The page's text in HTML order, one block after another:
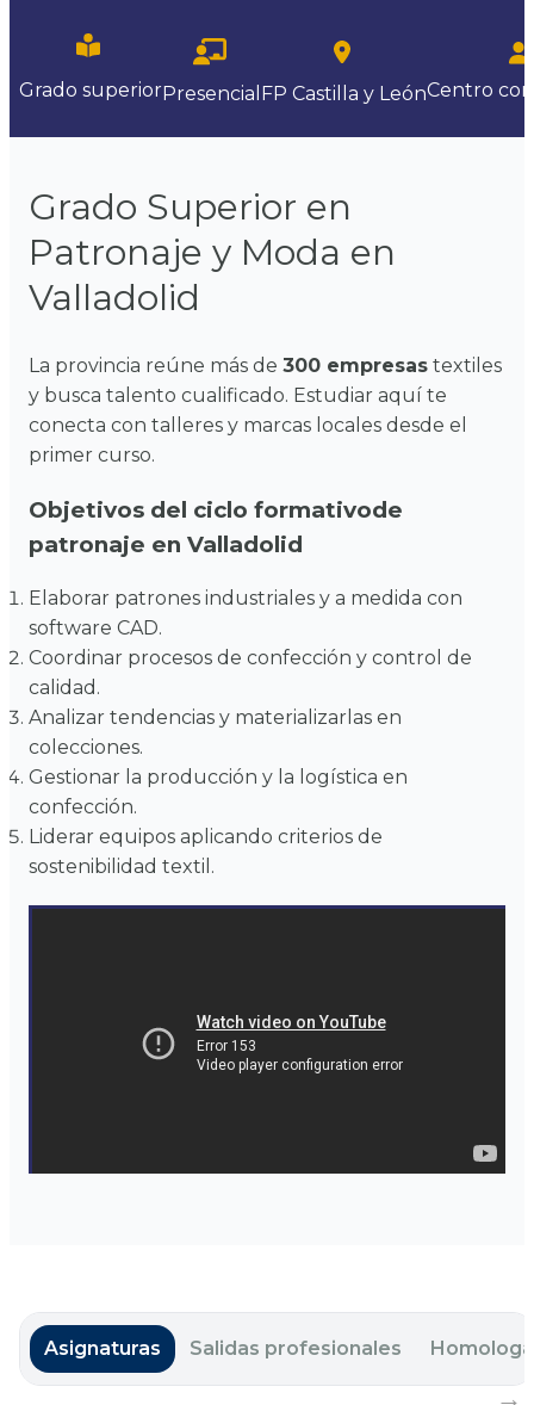
Grado superiorPresencial FP Castilla y LeónCentro
Grado Superior en
Patronaje y Moda en
Valladolid
La provincia reúne más de 300 empresas textiles
y busca talento cualificado. Estudiar aquí te
conecta con talleres y marcas locales desde el
primer curso.
Objetivos del ciclo formativode
patronaje en Valladolid
Elaborar patrones industriales y a medida con
software CAD.
Coordinar procesos de confección y control de
calidad.
Analizar tendencias y materializarlas en
colecciones.
Gestionar la producción y la logística en
confección.
Liderar equipos aplicando criterios de
sostenibilidad textil.
Asignaturas Salidas profesionales